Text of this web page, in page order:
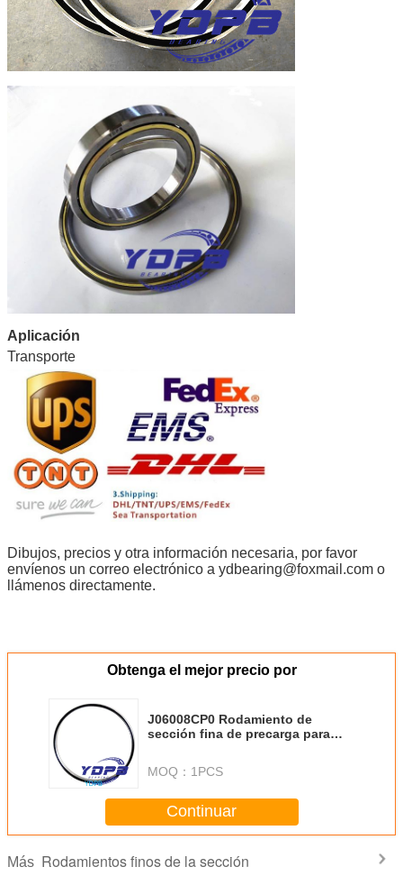
Aplicación
Transporte
Dibujos, precios y otra información necesaria, por favor
envíenos un correo electrónico a ydbearing@foxmail.com o
llámenos directamente.
Obtenga el mejor precio por
J06008CP0 Rodamiento de
sección fina de precarga para
personalizado
MOQ： 1PCS
Continuar
Más Rodamientos finos de la sección